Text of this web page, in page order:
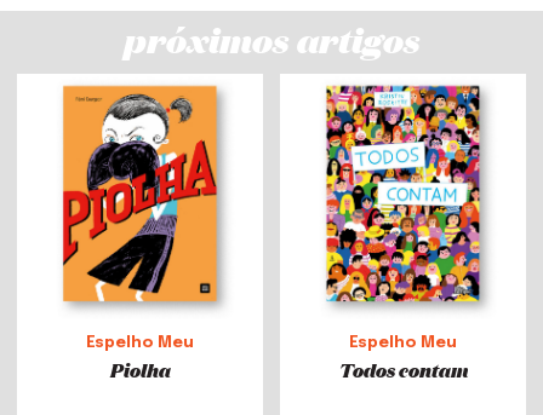
próximos artigos
Espelho Meu
Piolha
Espelho Meu
Todos contam